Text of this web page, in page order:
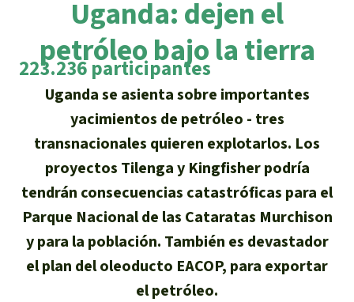
Suscribirme al boletín
Prensa
Banners Salva la Selva
Widget Salva la Selva
Agenda
Clima
Madera tropical
Biodiversidad
Selva tropical
Derechos de la Naturaleza
Bioenergía
Agua
Acerca de Salva la Selva
40 años Salva la Selva
En los Medios
FAQ
Transparencia
Contacto
Búsqueda
Español
Deutsch
English
Français
Italiano
Português
Donar para un tema
Bienestar animal
Defensa de la selva
Defensoras y defensores de la
Donar para una región
Sudeste de Asia
África
Latinoamérica
Uganda: dejen el
petróleo bajo la tierra
223.236 participantes
Uganda se asienta sobre importantes
yacimientos de petróleo - tres
transnacionales quieren explotarlos. Los
proyectos Tilenga y Kingfisher podría
tendrán consecuencias catastróficas para el
Parque Nacional de las Cataratas Murchison
y para la población. También es devastador
el plan del oleoducto EACOP, para exportar
el petróleo.